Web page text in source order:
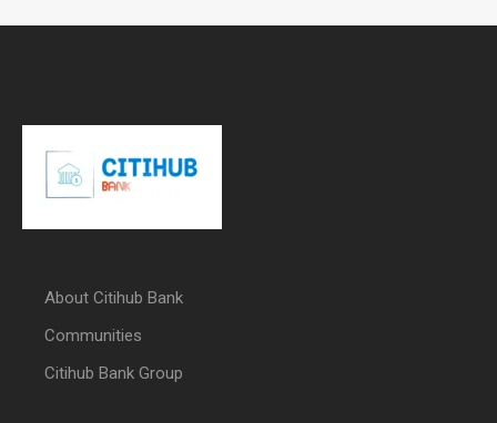
About Citihub Bank
Communities
Citihub Bank Group